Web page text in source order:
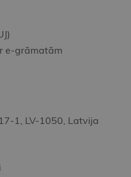
e-grāmatām
1, LV-1050, Latvija